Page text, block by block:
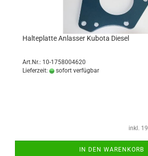
Halteplatte Anlasser Kubota Diesel
Art.Nr.: 10-1758004620
Lieferzeit:
sofort verfügbar
inkl.
IN DEN WARENKORB